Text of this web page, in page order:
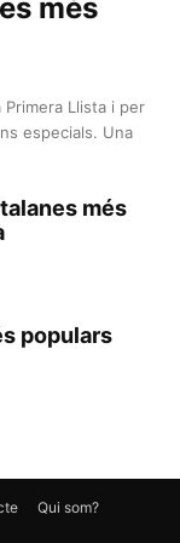
més
Llista i per
especials. Una
més
populars
Qui som?